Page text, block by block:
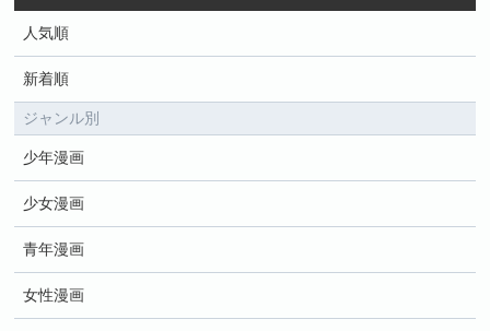
人気順
新着順
ジャンル別
少年漫画
少女漫画
青年漫画
女性漫画